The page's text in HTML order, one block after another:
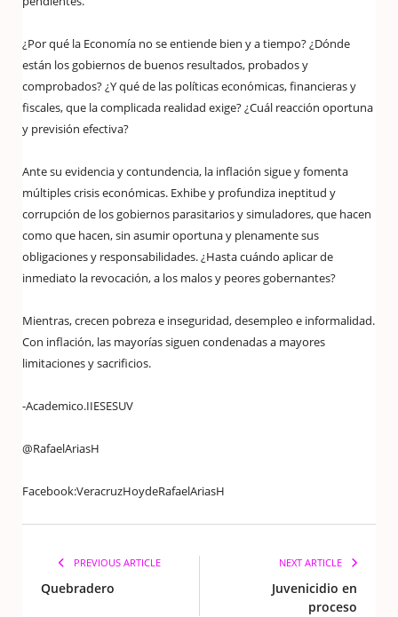
¿Por qué la Economía no se entiende bien y a tiempo? ¿Dónde
están los gobiernos de buenos resultados, probados y
comprobados? ¿Y qué de las políticas económicas, financieras y
fiscales, que la complicada realidad exige? ¿Cuál reacción oportuna
y previsión efectiva?
Ante su evidencia y contundencia, la inflación sigue y fomenta
múltiples crisis económicas. Exhibe y profundiza ineptitud y
corrupción de los gobiernos parasitarios y simuladores, que hacen
como que hacen, sin asumir oportuna y plenamente sus
obligaciones y responsabilidades. ¿Hasta cuándo aplicar de
inmediato la revocación, a los malos y peores gobernantes?
Mientras, crecen pobreza e inseguridad, desempleo e informalidad.
Con inflación, las mayorías siguen condenadas a mayores
limitaciones y sacrificios.
-Academico.IIESESUV
@RafaelAriasH
Facebook:VeracruzHoydeRafaelAriasH
PREVIOUS ARTICLE
Quebradero
NEXT ARTICLE
Juvenicidio en
proceso